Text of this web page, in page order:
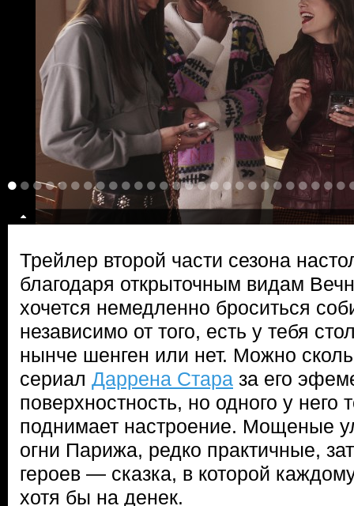
Трейлер второй части сезона
благодаря открыточным видам
хочется немедленно броситься
независимо от того, есть у тебя
нынче шенген или нет. Можно
сериал Даррена Стара за его
поверхностность, но одного у него
поднимает настроение. Мощеные
огни Парижа, редко практичные,
героев — сказка, в которой
хотя бы на денек.